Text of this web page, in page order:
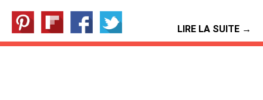
LIRE LA SUITE →